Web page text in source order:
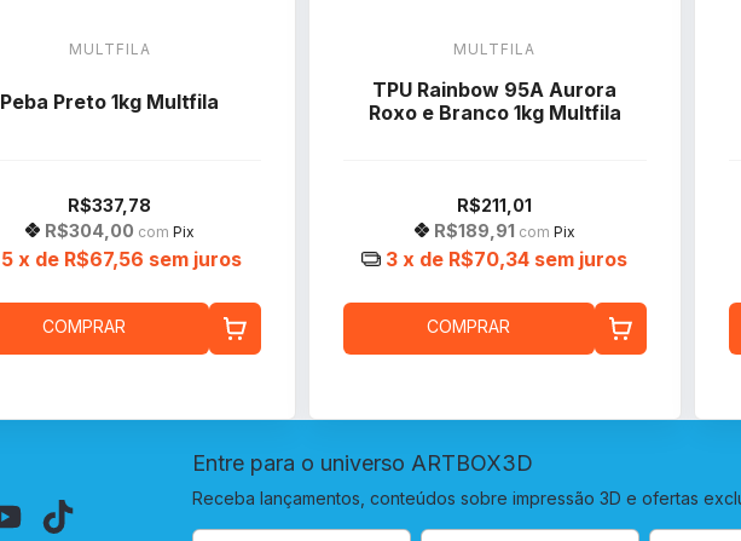
MULTFILA
Peba Preto 1kg Multfila
R$337,78
R$304,00 com Pix
5 x de R$67,56 sem juros
COMPRAR
MULTFILA
TPU Rainbow 95A Aurora
Roxo e Branco 1kg Multfila
R$211,01
R$189,91 com Pix
3 x de R$70,34 sem juros
COMPRAR
Entre para o universo ARTBOX3D
Receba lançamentos, conteúdos sobre impressão 3D e ofertas